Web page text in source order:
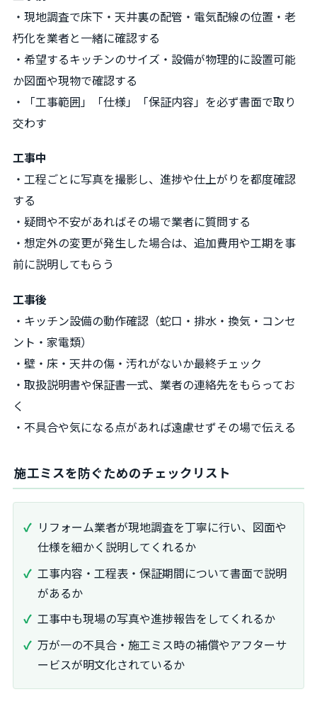
・現地調査で床下・天井裏の配管・電気配線の位置・老
朽化を業者と一緒に確認する
・希望するキッチンのサイズ・設備が物理的に設置可能
か図面や現物で確認する
・「工事範囲」「仕様」「保証内容」を必ず書面で取り
交わす
工事中
・工程ごとに写真を撮影し、進捗や仕上がりを都度確認
する
・疑問や不安があればその場で業者に質問する
・想定外の変更が発生した場合は、追加費用や工期を事
前に説明してもらう
工事後
・キッチン設備の動作確認（蛇口・排水・換気・コンセ
ント・家電類）
・壁・床・天井の傷・汚れがないか最終チェック
・取扱説明書や保証書一式、業者の連絡先をもらってお
く
・不具合や気になる点があれば遠慮せずその場で伝える
施工ミスを防ぐためのチェックリスト
リフォーム業者が現地調査を丁寧に行い、図面や
仕様を細かく説明してくれるか
工事内容・工程表・保証期間について書面で説明
があるか
工事中も現場の写真や進捗報告をしてくれるか
万が一の不具合・施工ミス時の補償やアフターサ
ービスが明文化されているか